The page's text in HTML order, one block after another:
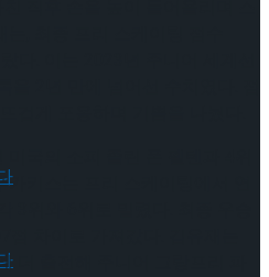
, 최종 프리 스케이팅 점수
다. 이는 2023년 주니어 세계선
겁게 포옹하며 기쁨을 나눴다.
키스는 프리 스케이팅에서 연
3위와 6위로 밀렸다. 최종 우승
점 차이로 가져갔다. 김유재는
더 출전해 주니어 그랑프리 파